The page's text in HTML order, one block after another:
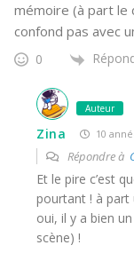
mémoire (à part le
confond pas avec
0
Auteur
Zina 10
Répondre à
Et le pire c’est
pourtant ! à part
oui, il y a bien
scène) !